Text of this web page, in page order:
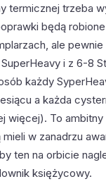
termicznej trzeba
będą
ale pewnie
i z 6-8
każdy
a każda
więcej). To ambitny
w zanadrzu
ten na orbicie
księżycowy.